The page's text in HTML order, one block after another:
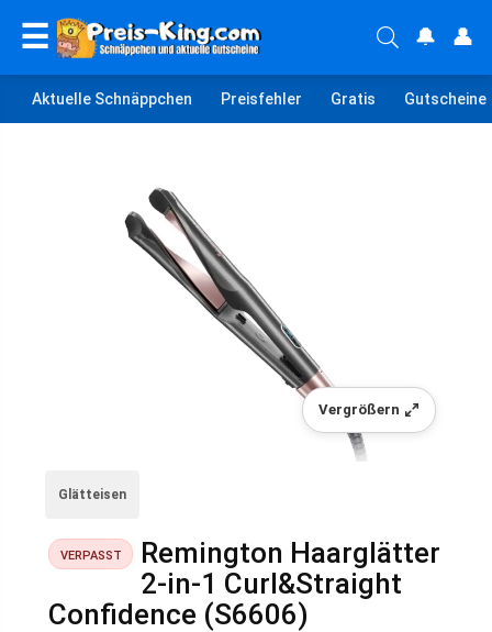
☰ 🔔 👤
Aktuelle Schnäppchen Preisfehler Gratis Gutscheine
Vergrößern
Glätteisen
VERPASST
Remington Haarglätter
2-in-1 Curl&Straight
Confidence (S6606)